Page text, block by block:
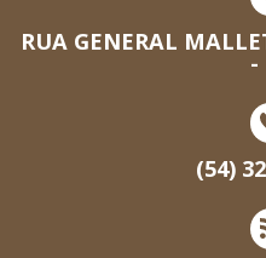
RUA GENERAL
-
(54)